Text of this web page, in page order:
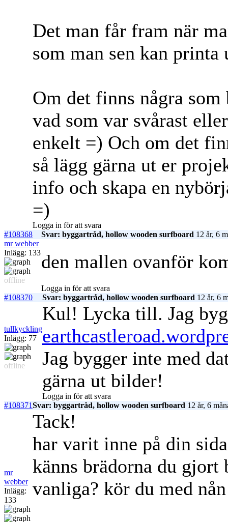
Det man får fram när
som man sen kan
Om det finns några
vad som var svårast
enkelt =) Och om det
så lägg gärna ut er
info och skapa en
=)
Logga in för att svara
#108368
Svar: byggartråd, hollow wooden surfboard 12 år, 6
mr webber
Inlägg: 133
offline
den mallen ovanför
Logga in för att svara
#108370
Svar: byggartråd, hollow wooden surfboard 12 år, 6
tullkyckling
Inlägg: 77
offline
Kul! Lycka till. Jag
Jag bygger inte med
gärna ut bilder!
Logga in för att svara
#108371Svar: byggartråd, hollow wooden surfboard 12 år, 6
mr
webber
Inlägg:
133
Tack!
har varit inne på din
känns brädorna du
vanliga? kör du med